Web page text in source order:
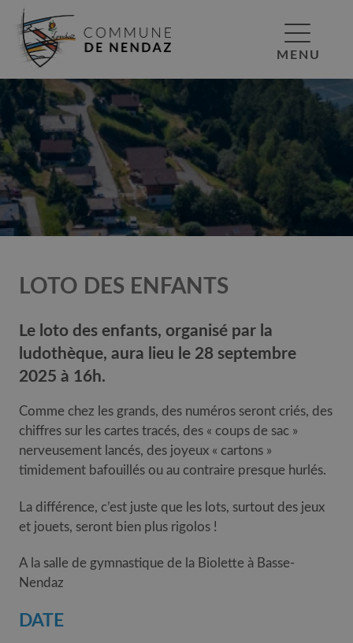
MENU
LOTO DES ENFANTS
Le loto des enfants, organisé par la
ludothèque, aura lieu le 28 septembre
2025 à 16h.
Comme chez les grands, des numéros seront criés, des
chiffres sur les cartes tracés, des « coups de sac »
nerveusement lancés, des joyeux « cartons »
timidement bafouillés ou au contraire presque hurlés.
La différence, c’est juste que les lots, surtout des jeux
et jouets, seront bien plus rigolos !
A la salle de gymnastique de la Biolette à Basse-
Nendaz
DATE